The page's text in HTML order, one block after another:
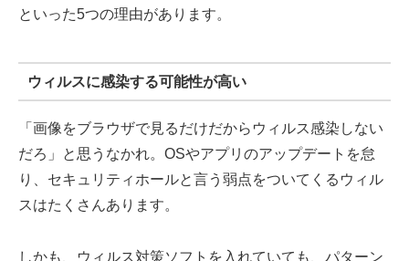
といった5つの理由があります。
ウィルスに感染する可能性が高い
「画像をブラウザで見るだけだからウィルス感染しない
だろ」と思うなかれ。OSやアプリのアップデートを怠
り、セキュリティホールと言う弱点をついてくるウィル
スはたくさんあります。
しかも、ウィルス対策ソフトを入れていても、パターン